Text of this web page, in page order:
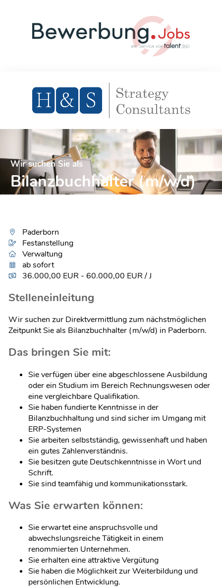
Wir suchen Sie als
Bilanzbuchhalter (m/w/d)
Paderborn
Festanstellung
Verwaltung
ab sofort
36.000,00 EUR - 60.000,00 EUR / J
Stelleneinleitung
Wir suchen zur Direktvermittlung zum nächstmöglichen
Zeitpunkt Sie als Bilanzbuchhalter (m/w/d) in Paderborn.
Das bringen Sie mit:
Sie verfügen über eine abgeschlossene Ausbildung
oder ein Studium im Bereich Rechnungswesen oder
eine vergleichbare Qualifikation.
Sie haben fundierte Kenntnisse in der
Bilanzbuchhaltung und sind sicher im Umgang mit
ERP-Systemen
Sie arbeiten selbstständig, gewissenhaft und haben
ein gutes Zahlenverständnis.
Sie besitzen gute Deutschkenntnisse in Wort und
Schrift.
Sie sind teamfähig und kommunikationsstark.
Was Sie erwarten können:
Sie erwartet eine anspruchsvolle und
abwechslungsreiche Tätigkeit in einem
renommierten Unternehmen.
Sie erhalten eine attraktive Vergütung
Sie haben die Möglichkeit zur Weiterbildung und
persönlichen Entwicklung.